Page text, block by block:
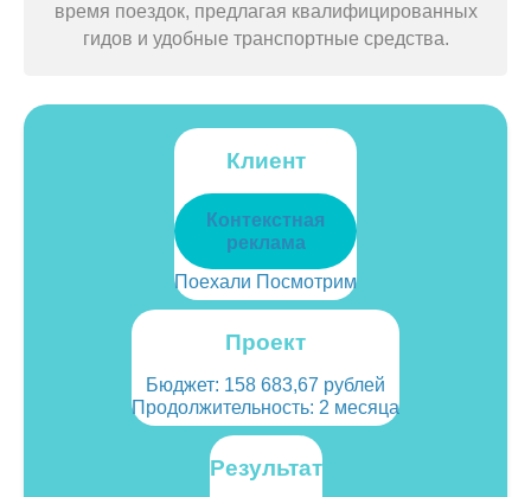
время поездок, предлагая квалифицированных
гидов и удобные транспортные средства.
Клиент
Поехали Посмотрим
Контекстная
реклама
Проект
Продолжительность: 2 месяца
Бюджет: 158 683,67 рублей
Результат